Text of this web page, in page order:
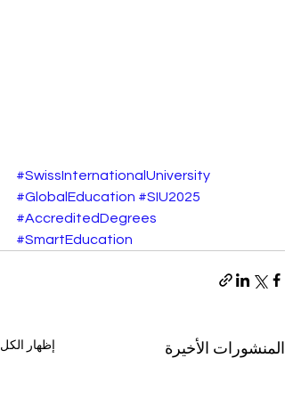
#SwissInternationalUniversity
#GlobalEducation #SIU2025
#AccreditedDegrees
#SmartEducation
المنشورات الأخيرة إظهار الكل